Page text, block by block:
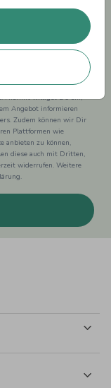
Hiermit willigst Du ein,
Angebot informieren
Zudem können wir Dir
Plattformen wie
anbieten zu können,
diese auch mit Dritten,
widerrufen. Weitere